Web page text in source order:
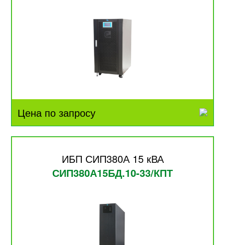
Цена по запросу
ИБП СИП380А 15 кВА
СИП380А15БД.10-33/КПТ